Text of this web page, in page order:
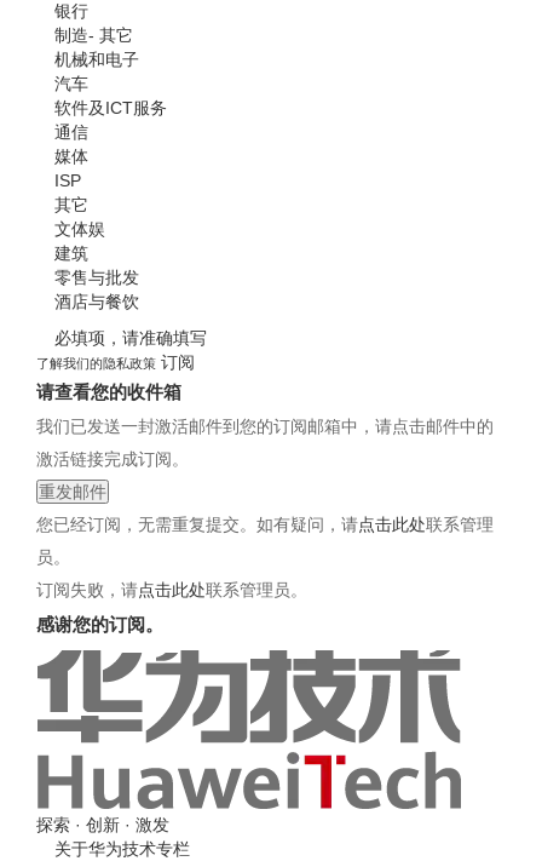
银行
制造- 其它
机械和电子
汽车
软件及ICT服务
通信
媒体
ISP
其它
文体娱
建筑
零售与批发
酒店与餐饮
必填项，请准确填写
了解我们的隐私政策 订阅
请查看您的收件箱
我们已发送一封激活邮件到您的订阅邮箱中，请点击邮件中的
激活链接完成订阅。
重发邮件
您已经订阅，无需重复提交。如有疑问，请点击此处联系管理
员。
订阅失败，请点击此处联系管理员。
感谢您的订阅。
探索 · 创新 · 激发
关于华为技术专栏